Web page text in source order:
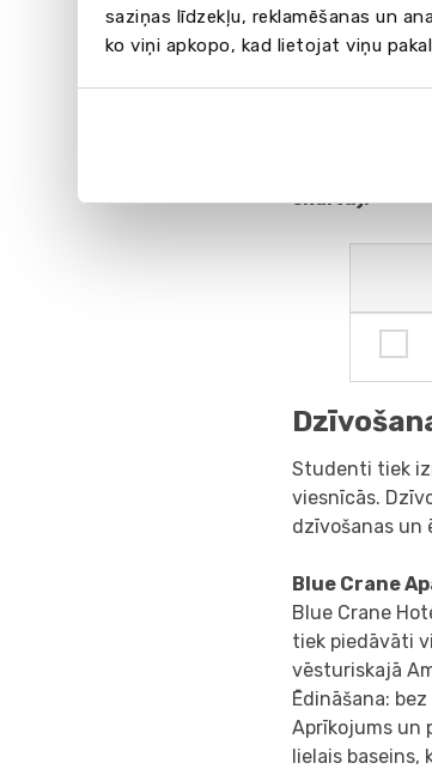
saziņas līdzekļu, reklamēšanas un
ko viņi apkopo, kad lietojat viņu
Cenas ir
! Lai
noklikšķiniet
! Izvēlieties
CENA ir
norādīta
skaitu).
Studenti tiek
viesnīcās.
dzīvošanas un
Blue Crane
Blue Crane
tiek piedāvāti
vēsturiskajā
Ēdināšana:
Aprīkojums un
lielais baseins,